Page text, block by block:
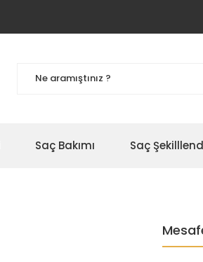
Saç Bakımı Saç